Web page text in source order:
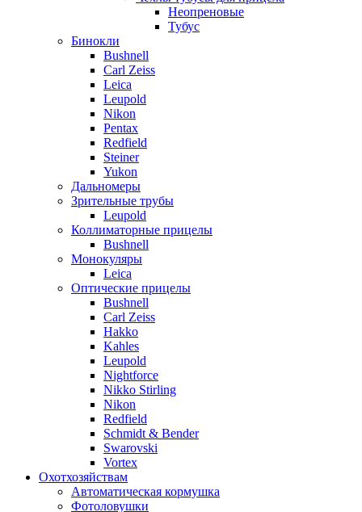
Неопреновые
Тубус
Бинокли
Bushnell
Carl Zeiss
Leica
Leupold
Nikon
Pentax
Redfield
Steiner
Yukon
Дальномеры
Зрительные трубы
Leupold
Коллиматорные прицелы
Bushnell
Монокуляры
Leica
Оптические прицелы
Bushnell
Carl Zeiss
Hakko
Kahles
Leupold
Nightforce
Nikko Stirling
Nikon
Redfield
Schmidt & Bender
Swarovski
Vortex
Охотхозяйствам
Автоматическая кормушка
Фотоловушки